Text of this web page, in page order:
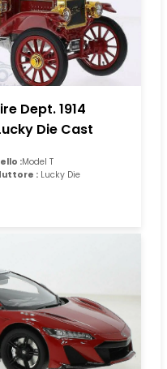
Dept. 1914
Die Cast
:Model T
: Lucky Die